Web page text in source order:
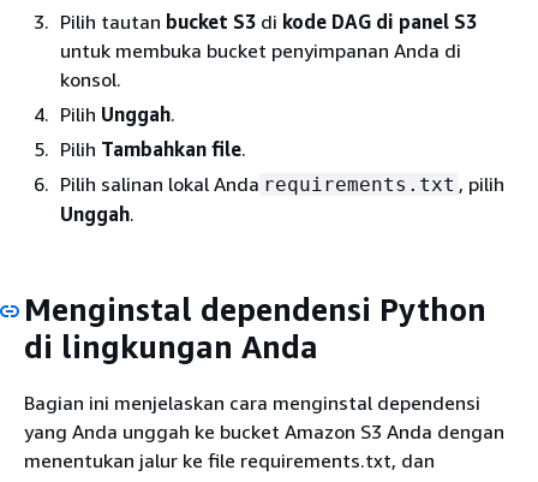
Pilih tautan bucket S3 di kode DAG di panel S3
untuk membuka bucket penyimpanan Anda di
konsol.
Pilih Unggah.
Pilih Tambahkan file.
Pilih salinan lokal Anda requirements.txt , pilih
Unggah.
Menginstal dependensi Python
di lingkungan Anda
Bagian ini menjelaskan cara menginstal dependensi
yang Anda unggah ke bucket Amazon S3 Anda dengan
menentukan jalur ke file requirements.txt, dan